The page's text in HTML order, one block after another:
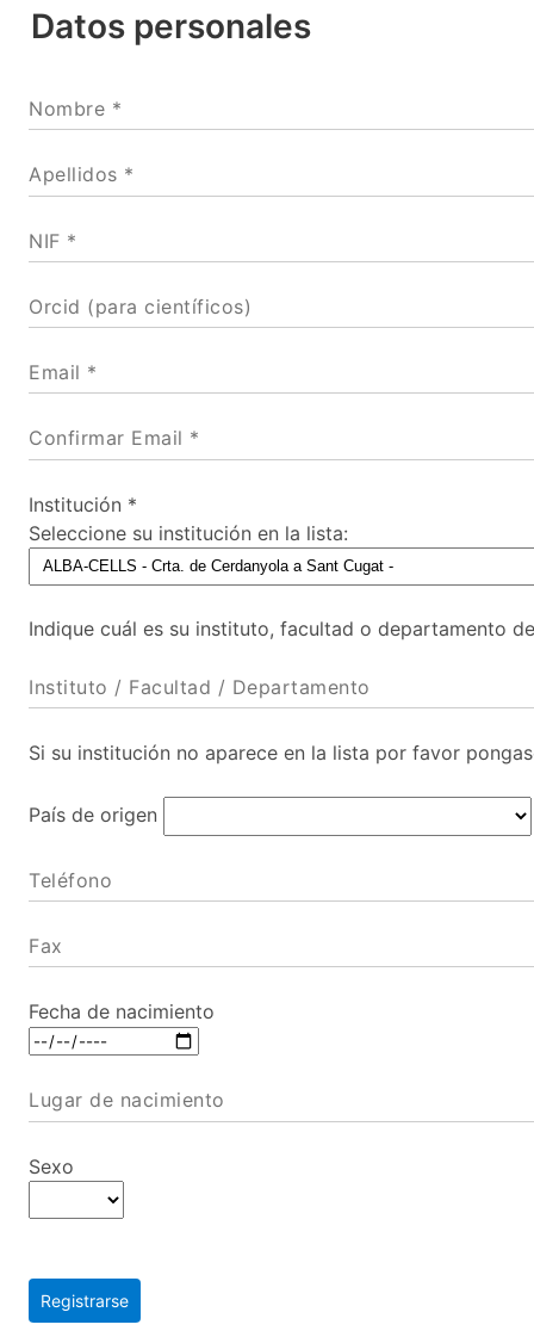
Datos personales
Nombre *
Apellidos *
NIF *
Orcid (para científicos)
Email *
Confirmar Email *
Institución *
Seleccione su institución en la lista:
Indique cuál es su instituto, facultad o departamento
Instituto / Facultad / Departamento
Si su institución no aparece en la lista por favor
País de origen
Teléfono
Fax
Fecha de nacimiento
Lugar de nacimiento
Sexo
Registrarse